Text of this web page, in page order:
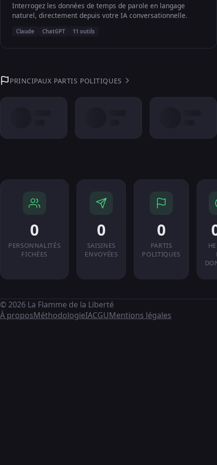
Interrogez les données de temps de parole en langage
naturel, directement depuis votre IA conversationnelle.
Claude ChatGPT 11 outils
PRINCIPAUX PARTIS POLITIQUES
0
PERSONNALITÉS
FICHÉES
0
SAISINES
ENVOYÉES
0
PARTIS
POLITIQUES
© 2026 La Flamme de la Liberté
À proposMéthodologieIACGUMentions légales